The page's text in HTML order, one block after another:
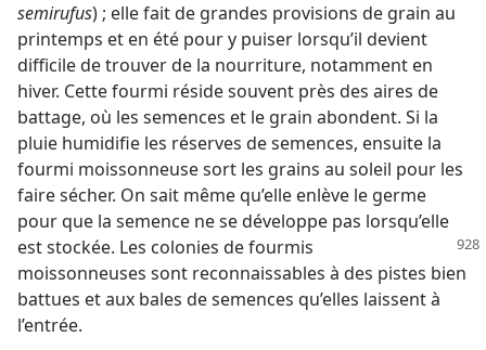
semirufus) ; elle fait de grandes provisions de grain au
printemps et en été pour y puiser lorsqu’il devient
difficile de trouver de la nourriture, notamment en
hiver. Cette fourmi réside souvent près des aires de
battage, où les semences et le grain abondent. Si la
pluie humidifie les réserves de semences, ensuite la
fourmi moissonneuse sort les grains au soleil pour les
faire sécher. On sait même qu’elle enlève le germe
pour que la semence ne se développe pas lorsqu’elle
eststockée. Les colonies de fourmis
moissonneuses sont reconnaissables à des pistes bien
battues et aux bales de semences qu’elles laissent à
l’entrée.